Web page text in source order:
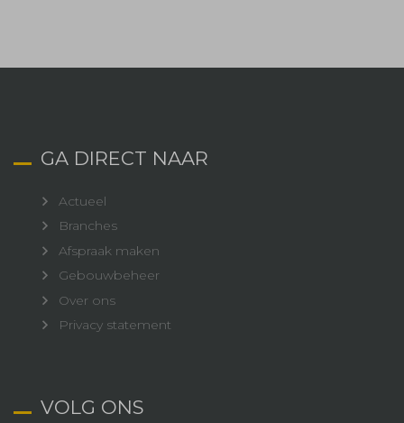
GA DIRECT NAAR
Actueel
Branches
Afspraak maken
Gebouwbeheer
Over ons
Privacy statement
VOLG ONS